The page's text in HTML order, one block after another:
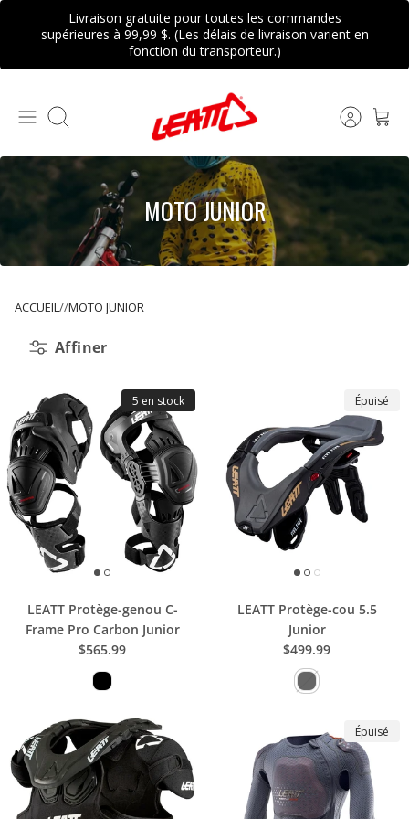
Livraison gratuite pour toutes les commandes
supérieures à 99,99 $. (Les délais de livraison varient en
fonction du transporteur.)
Recherche
MOTO JUNIOR
ACCUEIL MOTO JUNIOR
Affiner
5 en stock
LEATT Protège-genou C-
Frame Pro Carbon Junior
$565.99
Épuisé
LEATT Protège-cou 5.5
Junior
$499.99
Épuisé